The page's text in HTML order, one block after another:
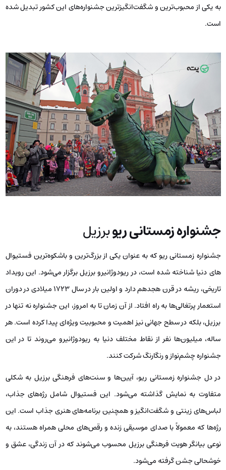
به یکی از محبوب‌ترین و شگفت‌انگیزترین جشنواره‌های این کشور تبدیل شده
است.
جشنواره زمستانی ریوبرزیل
جشنواره زمستانی ریو که به عنوان یکی از بزرگ‌ترین و باشکوه‌ترین فستیوال
های دنیا شناخته شده است، در ریودوژانیرو برزیل برگزار می‌شود. این رویداد
تاریخی، ریشه در قرن هجدهم دارد و اولین بار در سال 1723 میلادی در دوران
استعمار پرتغالی‌ها به راه افتاد. از آن زمان تا به امروز، این جشنواره نه تنها در
برزیل، بلکه در سطح جهانی نیز اهمیت و محبوبیت ویژه‌ای پیدا کرده است. هر
ساله، میلیون‌ها نفر از نقاط مختلف دنیا به ریودوژانیرو می‌روند تا در این
جشنواره‌ چشم‌نواز و رنگارنگ شرکت کنند.
در دل جشنواره زمستانی ریو، آیین‌ها و سنت‌های فرهنگی برزیل به شکلی
متفاوت به نمایش گذاشته می‌شود. این فستیوال شامل رژه‌های جذاب،
لباس‌های زینتی و شگفت‌انگیز‌ و همچنین برنامه‌های هنری جذاب است. این
رژه‌ها که معمولاً با صدای موسیقی زنده و رقص‌های محلی همراه هستند، به
نوعی بیانگر هویت فرهنگی برزیل محسوب می‌شوند که در آن زندگی، عشق و
خوشحالی جشن گرفته می‌شود.